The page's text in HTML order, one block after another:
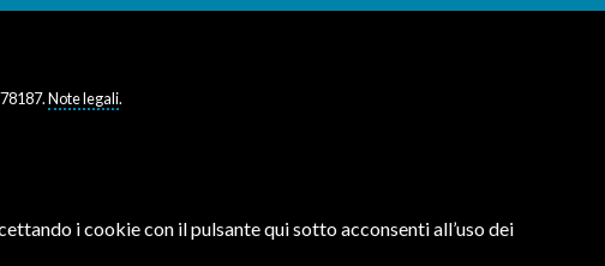
Note legali.
i cookie con il pulsante qui sotto acconsenti all’uso dei